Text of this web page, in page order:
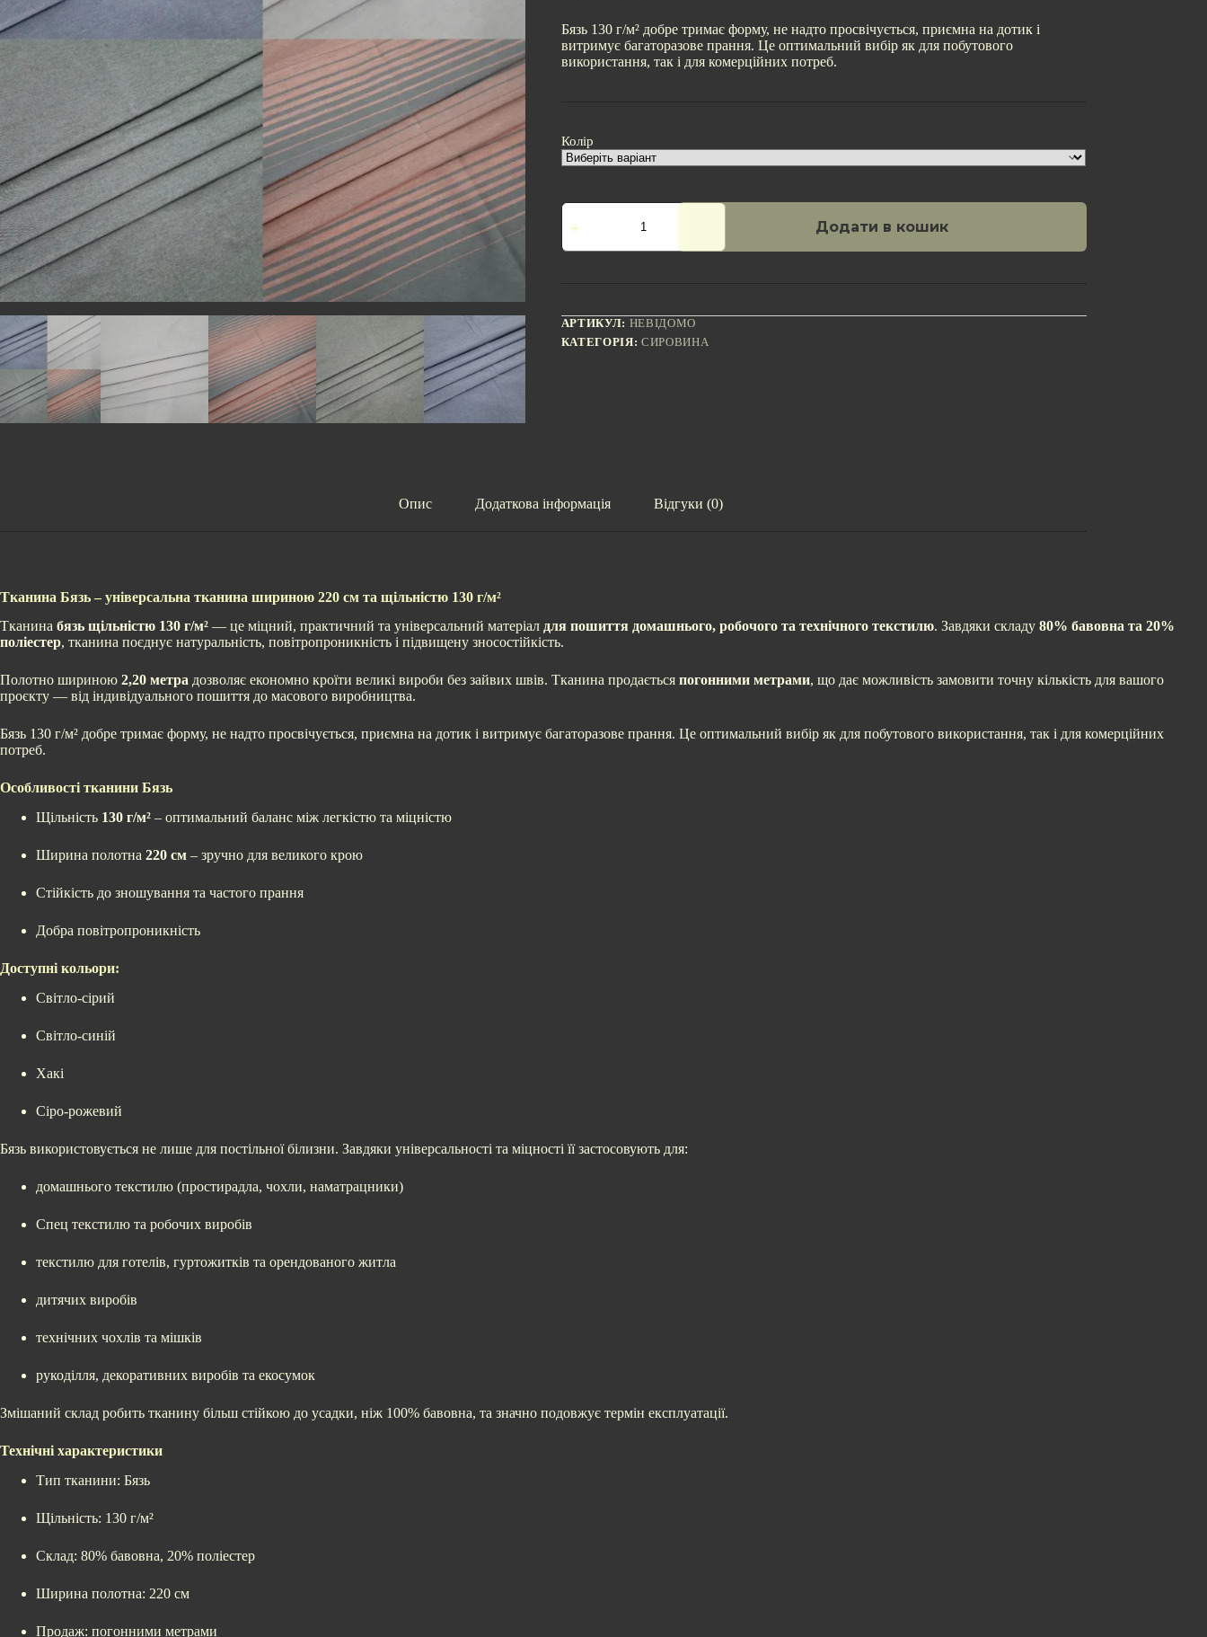
Бязь 130 г/м² добре тримає форму, не надто просвічується, приємна на дотик і
витримує багаторазове прання. Це оптимальний вибір як для побутового
використання, так і для комерційних потреб.
Колір
Тканина
Бязь
Ширина
Щільність
130
г/
Додати в кошик
АРТИКУЛ: НЕВІДОМО
КАТЕГОРІЯ: СИРОВИНА
Опис Додаткова інформація Відгуки (0)
Тканина Бязь – універсальна тканина шириною 220 см та щільністю 130 г/м²
Тканина бязь щільністю 130 г/м² — це міцний, практичний та універсальний матеріал для пошиття домашнього, робочого та технічного текстилю. Завдяки складу 80% бавовна та 20%
поліестер, тканина поєднує натуральність, повітропроникність і підвищену зносостійкість.
Полотно шириною 2,20 метра дозволяє економно кроїти великі вироби без зайвих швів. Тканина продається погонними метрами, що дає можливість замовити точну кількість для вашого
проєкту — від індивідуального пошиття до масового виробництва.
Бязь 130 г/м² добре тримає форму, не надто просвічується, приємна на дотик і витримує багаторазове прання. Це оптимальний вибір як для побутового використання, так і для комерційних
потреб.
Особливості тканини Бязь
Щільність 130 г/м² – оптимальний баланс між легкістю та міцністю
Ширина полотна 220 см – зручно для великого крою
Стійкість до зношування та частого прання
Добра повітропроникність
Доступні кольори:
Світло-сірий
Світло-синій
Хакі
Сіро-рожевий
Бязь використовується не лише для постільної білизни. Завдяки універсальності та міцності її застосовують для:
домашнього текстилю (простирадла, чохли, наматрацники)
Спец текстилю та робочих виробів
текстилю для готелів, гуртожитків та орендованого житла
дитячих виробів
технічних чохлів та мішків
рукоділля, декоративних виробів та екосумок
Змішаний склад робить тканину більш стійкою до усадки, ніж 100% бавовна, та значно подовжує термін експлуатації.
Технічні характеристики
Тип тканини: Бязь
Щільність: 130 г/м²
Склад: 80% бавовна, 20% поліестер
Ширина полотна: 220 см
Продаж: погонними метрами